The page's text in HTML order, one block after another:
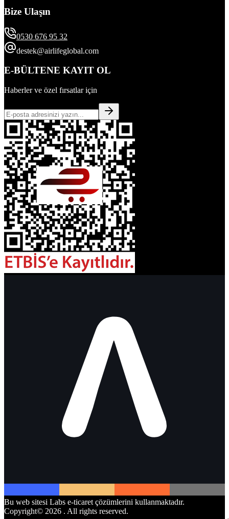
Bize Ulaşın
0530 676 95 32
destek@airlifeglobal.com
E-BÜLTENE KAYIT OL
Haberler ve özel fırsatlar için
Bu web sitesi Labs e-ticaret çözümlerini kullanmaktadır.
Copyright© 2026 . All rights reserved.